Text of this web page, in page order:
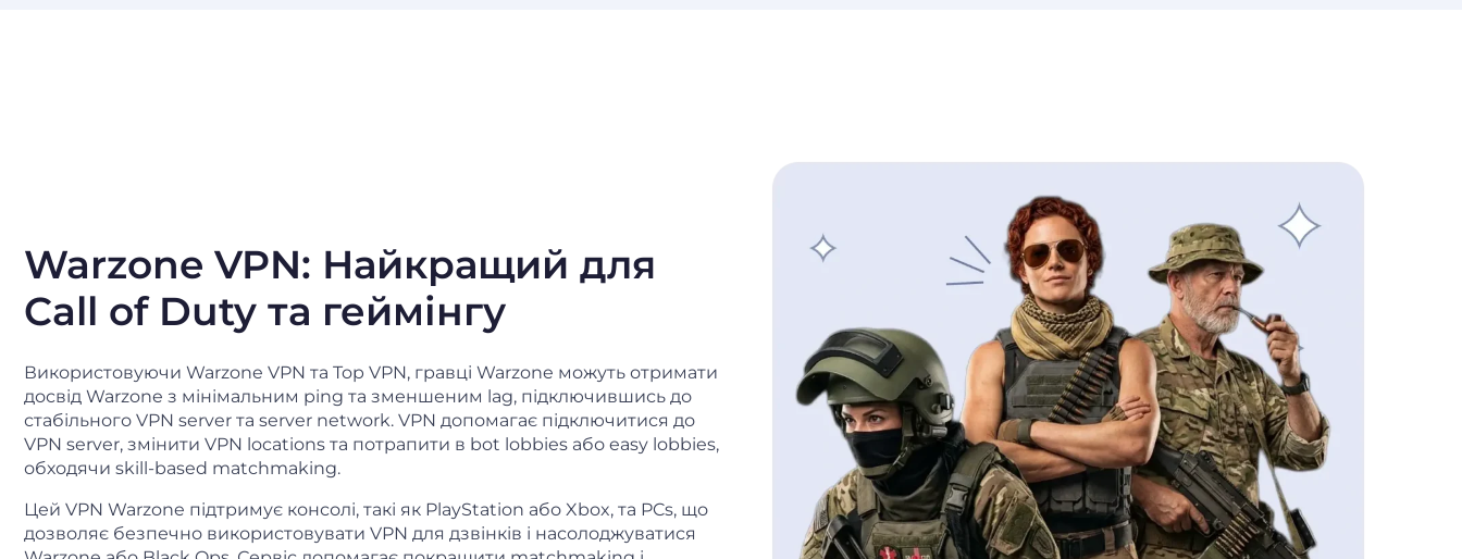
Warzone VPN: Найкращий для
Call of Duty та геймінгу
Використовуючи Warzone VPN та Top VPN, гравці Warzone можуть отримати
досвід Warzone з мінімальним ping та зменшеним lag, підключившись до
стабільного VPN server та server network. VPN допомагає підключитися до
VPN server, змінити VPN locations та потрапити в bot lobbies або easy lobbies,
обходячи skill-based matchmaking.
Цей VPN Warzone підтримує консолі, такі як PlayStation або Xbox, та PCs, що
дозволяє безпечно використовувати VPN для дзвінків і насолоджуватися